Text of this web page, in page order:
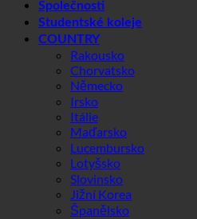
COUNTRY
Rakousko
Chorvatsko
Německo
Irsko
Itálie
Maďarsko
Lucembursko
Lotyšsko
Slovinsko
Jižní Korea
Španělsko
Švýcarsko
Spojené arabské emiráty